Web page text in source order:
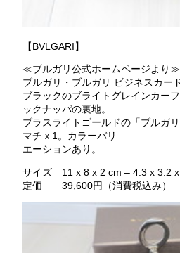
【BVLGARI】
≪ブルガリ公式ホームページより≫
ブルガリ・ブルガリ ビジネスカー
ブラックのブライトグレインカー
ックナッパの裏地。
ブラスライトゴールドの「ブルガ
マチｘ1。カラーバリ
エーションあり。
サイズ 11 x 8 x 2 cm – 4.3 x 3.2
定価 39,600円（消費税込み）